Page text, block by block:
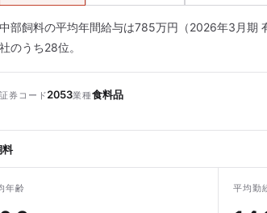
中部飼料の平均年間給与は785万円（2026年3月期
社のうち28位。
証券コード2053業種食料品
料
年齢 平均勤